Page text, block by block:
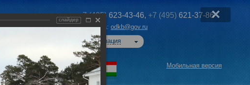
+7 (495) 623-43-46, +7 (495) 621-37-86
Эл. почта: odkb@gov.ru
Авторизация
Мобильная версия
слайдер